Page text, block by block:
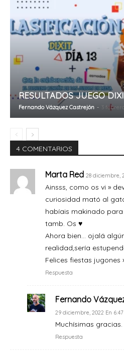
RESULTADOS JUEGO
Fernando Vázquez Castrejón - 3
4 COMENTARIOS
Marta Red 28 diciembre,
Ainsss, como os vi »
curiosidad mató al
habíais makinado
tamb. Os ♥️
Ahora bien… ojalá
realidad,sería
Felices fiestas jugones
Respuesta
Fernando
29 diciembre, 2022 En
Muchísimas
Respuesta